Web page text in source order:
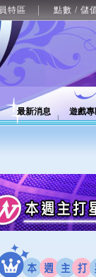
特區 點數 / 儲
最新消息 遊戲